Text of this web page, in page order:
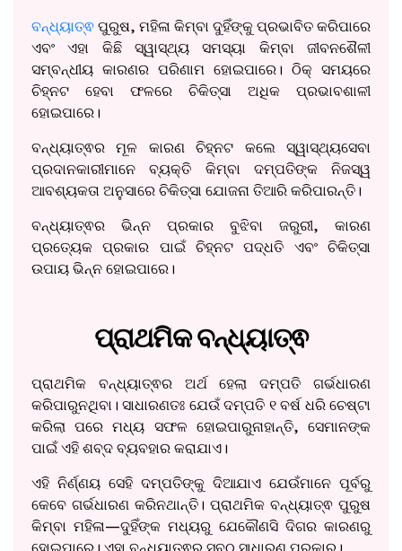
ବନ୍ଧ୍ୟାତ୍ଵ ପୁରୁଷ, ମହିଳା କିମ୍ବା ଦୁହିଁଙ୍କୁ ପ୍ରଭାବିତ କରିପାରେ
ଏବଂ ଏହା କିଛି ସ୍ୱାସ୍ଥ୍ୟ ସମସ୍ୟା କିମ୍ବା ଜୀବନଶୈଳୀ
ସମ୍ବନ୍ଧୀୟ କାରଣର ପରିଣାମ ହୋଇପାରେ। ଠିକ୍ ସମୟରେ
ଚିହ୍ନଟ ହେବା ଫଳରେ ଚିକିତ୍ସା ଅଧିକ ପ୍ରଭାବଶାଳୀ
ହୋଇପାରେ।
ବନ୍ଧ୍ୟାତ୍ଵର ମୂଳ କାରଣ ଚିହ୍ନଟ କଲେ ସ୍ୱାସ୍ଥ୍ୟସେବା
ପ୍ରଦାନକାରୀମାନେ ବ୍ୟକ୍ତି କିମ୍ବା ଦମ୍ପତିଙ୍କ ନିଜସ୍ୱ
ଆବଶ୍ୟକତା ଅନୁସାରେ ଚିକିତ୍ସା ଯୋଜନା ତିଆରି କରିପାରନ୍ତି।
ବନ୍ଧ୍ୟାତ୍ଵର ଭିନ୍ନ ପ୍ରକାର ବୁଝିବା ଜରୁରୀ, କାରଣ
ପ୍ରତ୍ୟେକ ପ୍ରକାର ପାଇଁ ଚିହ୍ନଟ ପଦ୍ଧତି ଏବଂ ଚିକିତ୍ସା
ଉପାୟ ଭିନ୍ନ ହୋଇପାରେ।
ପ୍ରାଥମିକ ବନ୍ଧ୍ୟାତ୍ଵ
ପ୍ରାଥମିକ ବନ୍ଧ୍ୟାତ୍ଵର ଅର୍ଥ ହେଲା ଦମ୍ପତି ଗର୍ଭଧାରଣ
କରିପାରୁନଥିବା। ସାଧାରଣତଃ ଯେଉଁ ଦମ୍ପତି ୧ ବର୍ଷ ଧରି ଚେଷ୍ଟା
କରିଲା ପରେ ମଧ୍ୟ ସଫଳ ହୋଇପାରୁନାହାନ୍ତି, ସେମାନଙ୍କ
ପାଇଁ ଏହି ଶବ୍ଦ ବ୍ୟବହାର କରାଯାଏ।
ଏହି ନିର୍ଣ୍ଣୟ ସେହି ଦମ୍ପତିଙ୍କୁ ଦିଆଯାଏ ଯେଉଁମାନେ ପୂର୍ବରୁ
କେବେ ଗର୍ଭଧାରଣ କରିନଥାନ୍ତି। ପ୍ରାଥମିକ ବନ୍ଧ୍ୟାତ୍ଵ ପୁରୁଷ
କିମ୍ବା ମହିଳା—ଦୁହିଁଙ୍କ ମଧ୍ୟରୁ ଯେକୌଣସି ଦିଗର କାରଣରୁ
ହୋଇପାରେ। ଏହା ବନ୍ଧ୍ୟାତ୍ଵର ସବୁଠୁ ସାଧାରଣ ପ୍ରକାର।